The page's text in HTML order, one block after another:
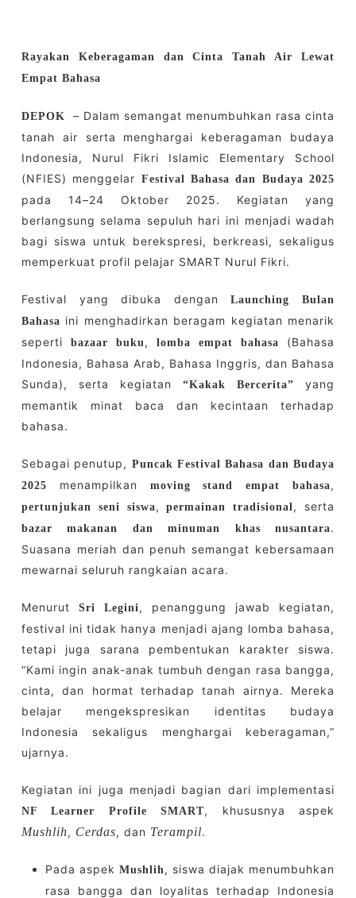
Rayakan Keberagaman dan Cinta Tanah Air Lewat
Empat Bahasa
DEPOK
– Dalam semangat menumbuhkan rasa cinta
tanah air serta menghargai keberagaman budaya
Indonesia, Nurul Fikri Islamic Elementary School
(NFIES) menggelar Festival Bahasa dan Budaya 2025
pada 14–24 Oktober 2025. Kegiatan yang
berlangsung selama sepuluh hari ini menjadi wadah
bagi siswa untuk berekspresi, berkreasi, sekaligus
memperkuat profil pelajar SMART Nurul Fikri.
Festival yang dibuka denganLaunching Bulan
Bahasa ini menghadirkan beragam kegiatan menarik
seperti bazaar buku,lomba empat bahasa
(Bahasa
Indonesia, Bahasa Arab, Bahasa Inggris, dan Bahasa
Sunda), serta kegiatan“Kakak Bercerita”
yang
memantik minat baca dan kecintaan terhadap
bahasa.
Sebagai penutup, Puncak Festival Bahasa dan Budaya
2025
menampilkan moving stand empat bahasa,
pertunjukan seni siswa,permainan tradisional, serta
bazar makanan dan minuman khas nusantara.
Suasana meriah dan penuh semangat kebersamaan
mewarnai seluruh rangkaian acara.
Menurut Sri Legini, penanggung jawab kegiatan,
festival ini tidak hanya menjadi ajang lomba bahasa,
tetapi juga sarana pembentukan karakter siswa.
“Kami ingin anak-anak tumbuh dengan rasa bangga,
cinta, dan hormat terhadap tanah airnya. Mereka
belajar mengekspresikan identitas budaya
Indonesia sekaligus menghargai keberagaman,”
ujarnya.
Kegiatan ini juga menjadi bagian dari implementasi
NF Learner Profile SMART, khususnya aspek
Mushlih, Cerdas, dan Terampil.
Pada aspek Mushlih, siswa diajak menumbuhkan
rasa bangga dan loyalitas terhadap Indonesia